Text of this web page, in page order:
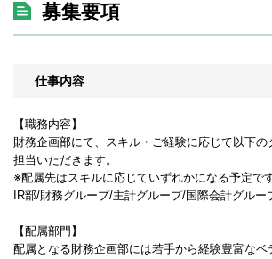
募集要項
仕事内容
【職務内容】
財務企画部にて、スキル・ご経験に応じて以下
担当いただきます。
※配属先はスキルに応じていずれかになる予定です
IR部/財務グループ/主計グループ/国際会計グル
【配属部門】
配属となる財務企画部には若手から経験豊富なベ